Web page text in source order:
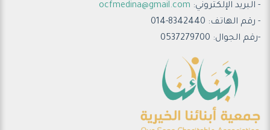
- البريد الإلكتروني: ocfmedina@gmail.com
- رقم الهاتف: 8342440-014
-رقم الجوال: 0537279700